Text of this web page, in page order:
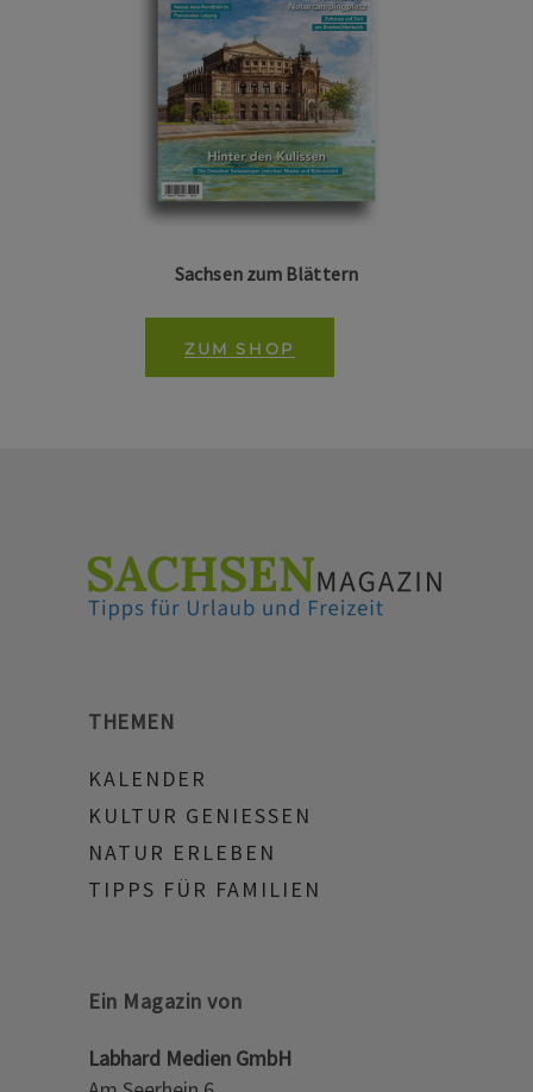
Sachsen zum Blättern
ZUM SHOP
THEMEN
KALENDER
KULTUR GENIESSEN
NATUR ERLEBEN
TIPPS FÜR FAMILIEN
Ein Magazin von
Labhard Medien GmbH